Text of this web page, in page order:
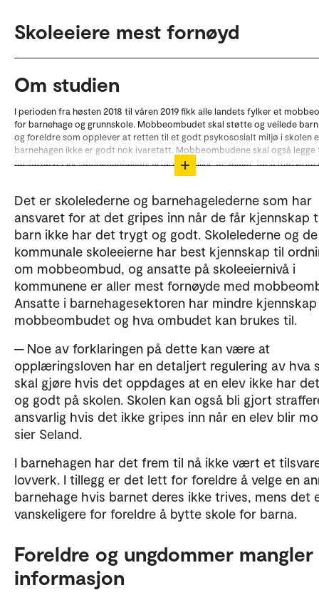
Skoleeiere mest fornøyd
Om studien
I perioden fra høsten 2018 til våren 2019 fikk alle landets fylker et
for barnehage og grunnskole. Mobbeombudet skal støtte og veilede
og foreldre som opplever at retten til et godt psykososialt miljø i skolen
barnehagen ikke er godt nok ivaretatt. Mobbeombudene skal også
for forebygging, dokumentasjon, erfaringsdeling og dialog for å motvirke
NOVA-forskere har intervjuet de 18 mobbeombudene for barnehage og
grunnskole om hva rollen som mobbeombud innebærer.
også svart på en spørreundersøkelse to ganger i evalueringsperioden.
også samlet spørreskjemadata fra ansatte på leder- og eiernivå i skole-
barnehagesektoren, og fra foreldre og ungdomsskoleelever. I en egen
spørreundersøkelse har foreldre som har vært i kontakt med
fått fortelle om hva slags forventninger de hadde til mobbeombudet og
hjelp de har fått.
Det er skolelederne og barnehagelederne som har
ansvaret for at det gripes inn når de får kjennskap
barn ikke har det trygt og godt. Skolelederne og de
kommunale skoleeierne har best kjennskap til
om mobbeombud, og ansatte på skoleeiernivå i
kommunene er aller mest fornøyde med
Ansatte i barnehagesektoren har mindre
mobbeombudet og hva ombudet kan brukes til.
─ Noe av forklaringen på dette kan være at
opplæringsloven har en detaljert regulering av hva
skal gjøre hvis det oppdages at en elev ikke har
og godt på skolen. Skolen kan også bli gjort
ansvarlig hvis det ikke gripes inn når en elev blir
sier Seland.
I barnehagen har det frem til nå ikke vært et
lovverk. I tillegg er det lett for foreldre å velge en
barnehage hvis barnet deres ikke trives, mens det
vanskeligere for foreldre å bytte skole for barna.
Foreldre og ungdommer mangler
informasjon